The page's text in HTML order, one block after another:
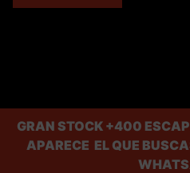
GRAN STOCK+400
APARECE EL QUE